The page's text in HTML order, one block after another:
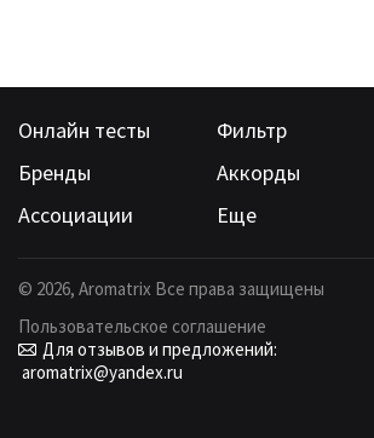
Онлайн тесты Фильтр
Бренды
Аккорды
Ассоциации
Еще
© 2026, Aromatrix Все права защищены
Пользовательское соглашение
Для отзывов и предложений:
aromatrix@yandex.ru